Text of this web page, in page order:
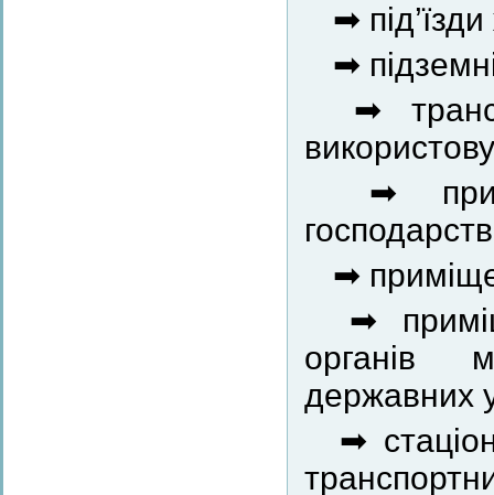
➡
➡
➡
➡
➡
➡
органів
державних
➡